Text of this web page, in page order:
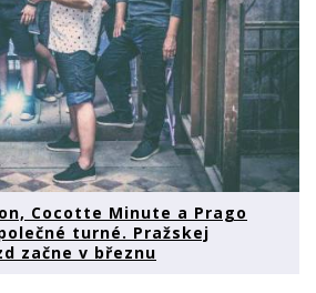
Cocotte Minute a Prago
turné. Pražskej
začne v březnu